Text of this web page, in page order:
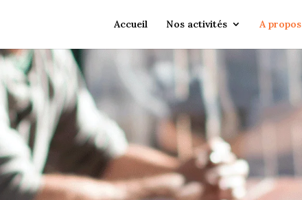
Accueil Nos activités A propos